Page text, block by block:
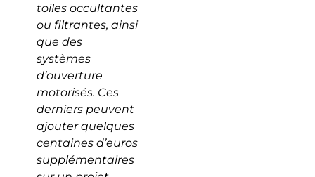
toiles occultantes
ou filtrantes, ainsi
que des
systèmes
d’ouverture
motorisés. Ces
derniers peuvent
ajouter quelques
centaines d’euros
supplémentaires